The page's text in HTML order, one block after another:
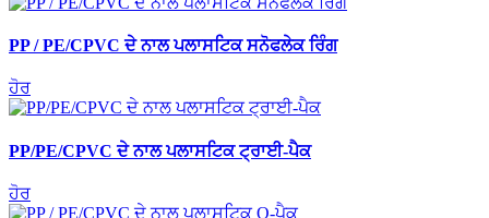
PP / PE/CPVC ਦੇ ਨਾਲ ਪਲਾਸਟਿਕ ਸਨੋਫਲੇਕ ਰਿੰਗ
ਹੋਰ
PP/PE/CPVC ਦੇ ਨਾਲ ਪਲਾਸਟਿਕ ਟ੍ਰਾਈ-ਪੈਕ
ਹੋਰ